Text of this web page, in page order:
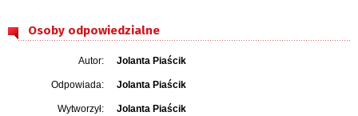
Osoby odpowiedzialne
Autor: Jolanta Piaścik
Odpowiada: Jolanta Piaścik
Wytworzył: Jolanta Piaścik